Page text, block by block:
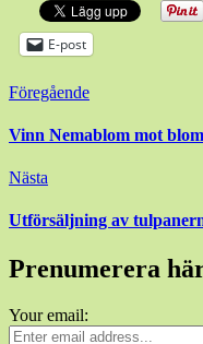
E-post
Inläggsnavigering
Föregående
Vinn Nemablom mot
Nästa
Utförsäljning av
Prenumerera
Your email: